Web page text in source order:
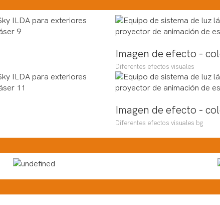
Imagen de efecto -
Diferentes efectos visuales
Imagen de efecto -
Diferentes efectos visuales bg